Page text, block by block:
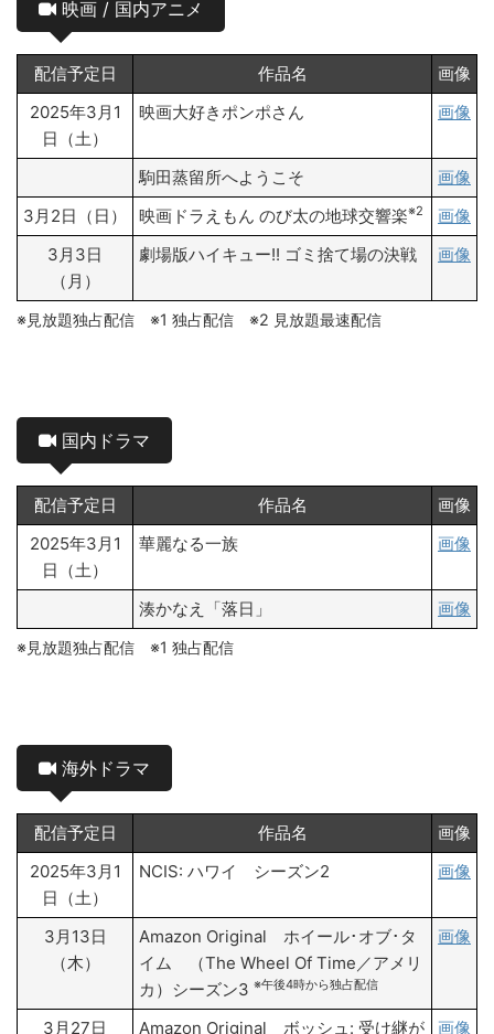
映画 / 国内アニメ
配信予定日 作品名
画像
2025年3月1
日（土）
映画大好きポンポさん 画像
駒田蒸留所へようこそ
画像
3月2日（日）
映画ドラえもん のび太の地球交響楽※2
画像
3月3日
（月）
劇場版ハイキュー!! ゴミ捨て場の決戦 画像
※見放題独占配信 ※1 独占配信 ※2 見放題最速配信
国内ドラマ
配信予定日 作品名
画像
2025年3月1
日（土）
華麗なる一族 画像
湊かなえ「落日」 画像
※見放題独占配信 ※1 独占配信
海外ドラマ
配信予定日 作品名
画像
2025年3月1
日（土）
NCIS: ハワイ シーズン2 画像
3月13日
（木）
Amazon Original ホイール･オブ･タ
イム （The Wheel Of Time／アメリ
カ）シーズン3 ※午後4時から独占配信
画像
3月27日 Amazon Original ボッシュ: 受け継が 画像